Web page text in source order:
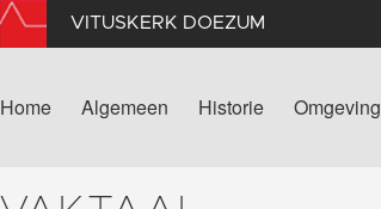
VITUSKERK DOEZUM
Home Algemeen Historie Omgeving